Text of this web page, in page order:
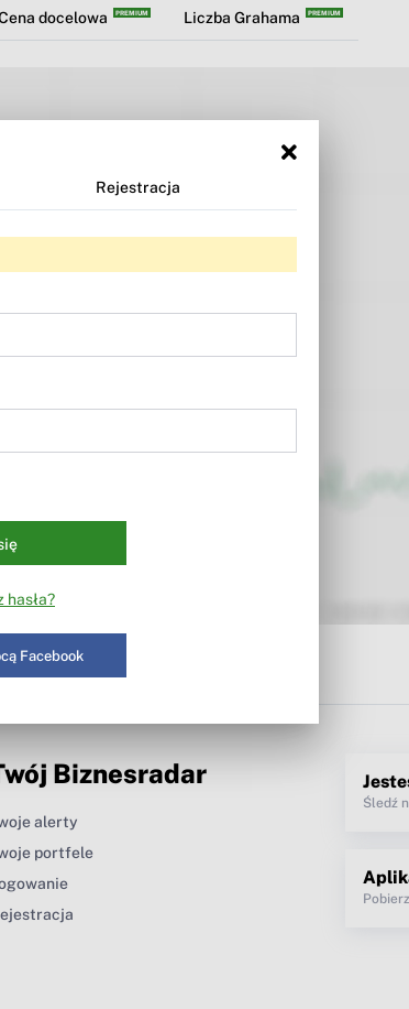
docelowa Liczba Grahama
BR MAX
Biznesradar
alerty
portfele
Śledź
Rejestracja
hasła?
Facebook